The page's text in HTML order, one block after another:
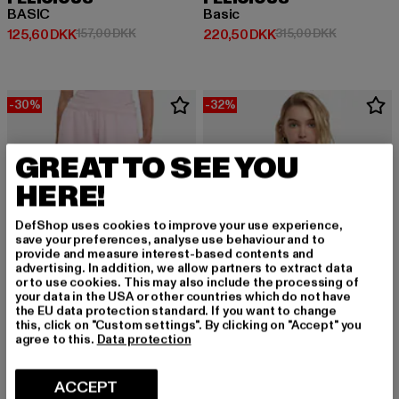
BASIC
125,60 DKK
Nuværende pris: 125,60 DKK
157,00 DKKKampagnepris: 157,00 DKK
Basic
220,50 DKK
Nuværende pris: 220,50 DKK
315,00 DKK
-30%
FELICIOUS
-32%
GREAT TO SEE YOU
HERE!
DefShop uses cookies to improve your use experience,
save your preferences, analyse use behaviour and to
provide and measure interest-based contents and
advertising. In addition, we allow partners to extract data
or to use cookies. This may also include the processing of
your data in the USA or other countries which do not have
the EU data protection standard. If you want to change
this, click on "Custom settings". By clicking on "Accept" you
agree to this. Data protection
ACCEPT